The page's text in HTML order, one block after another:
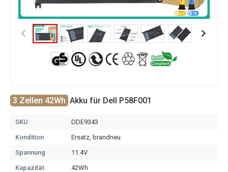
3 Zellen 42Wh Akku für Dell P58F001
SKU
DDE9343
Kondition
Ersatz, brandneu
Spannung
11.4V
Kapazität
42Wh